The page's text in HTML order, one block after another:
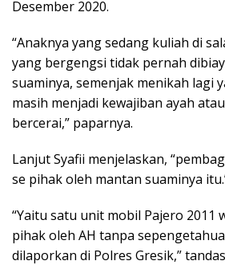
Desember 2020.
“Anaknya yang sedang kuliah di
yang bergengsi tidak pernah
suaminya, semenjak menikah lagi
masih menjadi kewajiban ayah
bercerai,” paparnya.
Lanjut Syafii menjelaskan,
se pihak oleh mantan suaminya
“Yaitu satu unit mobil Pajero 2011
pihak oleh AH tanpa
dilaporkan di Polres Gresik,”